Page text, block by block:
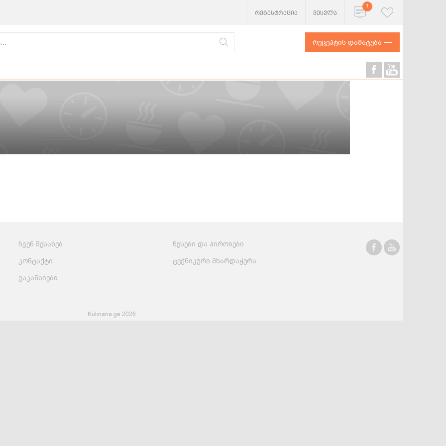
რეგისტრაცია შესვლა
1
რეცეპტის დამატება
ქართული
წვნიანები ცომეული ხორცეული
თევზი და
მსოფლიო
პასტა და
სასმელები
ჩვენ შესახებ
კონტაქტი
ვაკანსიები
წესები და პირობები
ტექნიკური მხარდაჭერა
Kulinaria.ge 2026